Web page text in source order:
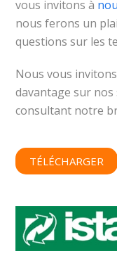
vous invitons à
nous ferons un
questions sur les
Nous vous
davantage sur nos
consultant notre
TÉLÉCHARGER